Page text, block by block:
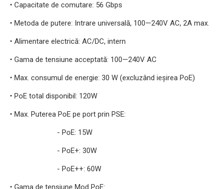
• Capacitate de comutare: 56 Gbps
• Metoda de putere: Intrare universală, 100—240V AC, 2A max.
• Alimentare electrică: AC/DC, intern
• Gama de tensiune acceptată: 100—240V AC
• Max. consumul de energie: 30 W (excluzând ieșirea PoE)
• PoE total disponibil: 120W
• Max. Puterea PoE pe port prin PSE:
- PoE: 15W
- PoE+: 30W
- PoE++: 60W
• Gama de tensiune Mod PoE: